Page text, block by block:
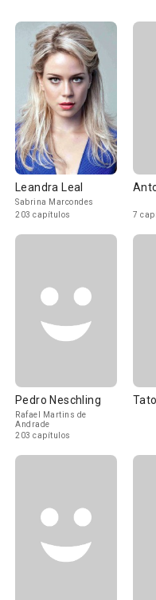
Leandra Leal
Sabrina Marcondes
203 capítulos
7
Pedro Neschling
Rafael Martins de
Andrade
203 capítulos